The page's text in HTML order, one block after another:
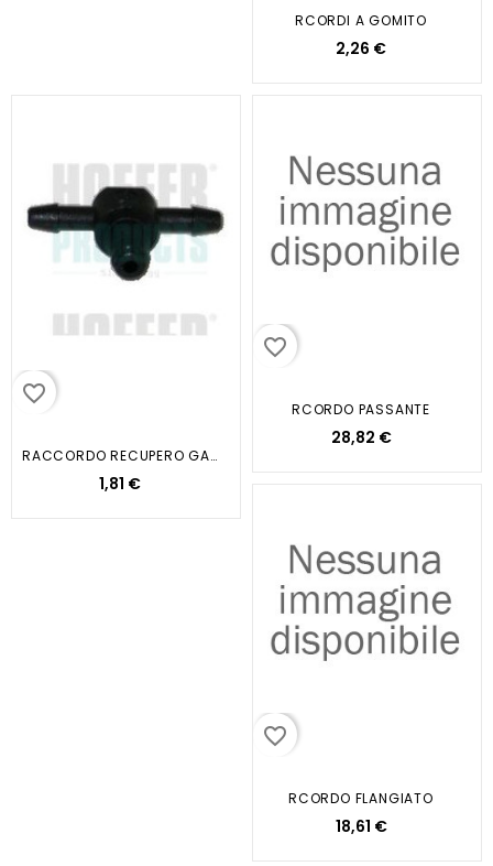
RCORDI A GOMITO
2,26 €
favorite_border
RACCORDO RECUPERO GASOLIO A T
1,81 €
favorite_border
RCORDO PASSANTE
28,82 €
favorite_border
RCORDO FLANGIATO
18,61 €